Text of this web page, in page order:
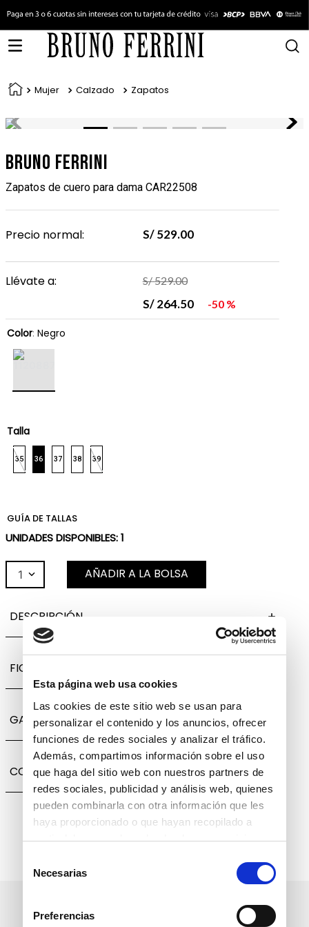
Esta página web usa cookies
Las cookies de este sitio web se usan para
personalizar el contenido y los anuncios, ofrecer
funciones de redes sociales y analizar el tráfico.
Además, compartimos información sobre el uso
que haga del sitio web con nuestros partners de
redes sociales, publicidad y análisis web, quienes
pueden combinarla con otra información que les
haya proporcionado o que hayan recopilado a
partir del uso que haya hecho de sus servicios.
deNecesarias
Preferencias
Mujer Calzado Zapatos
Bruno Ferrini
Zapatos de cuero para dama CAR22508
Precio normal: S/ 529.00
Llévate a: S/529.00
S/ 264.50 50 %
Color: Negro
Talla
35 36 37 38 39
GUÍA DE TALLAS
UNIDADES DISPONIBLES:1
1 AÑADIR A LA BOLSA
DESCRIPCIÓN
FICHA TÉCNICA
GARANTÍA, CAMBIOS Y DEVOLUCIONES
COMPARTIR
Suscríbete a nuestro boletín